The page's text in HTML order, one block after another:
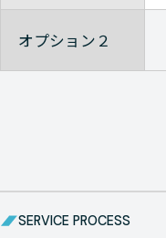
Avaya
Avaya
オプション２
SERVICE PROCESS